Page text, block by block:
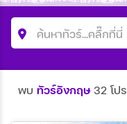
ค้นหาทัวร์...คลื๊กที่นี่
พบ ทัวร์อังกฤษ 32 โป